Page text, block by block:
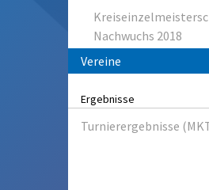
Nachwuchs 2018
Vereine
Ergebnisse
Turnierergebnisse